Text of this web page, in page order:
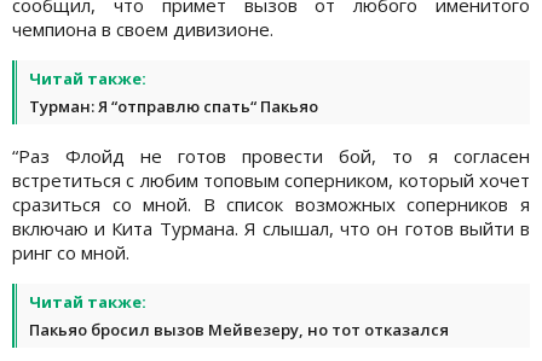
чемпиона в своем дивизионе.
Читай также:
Турман: Я “отправлю спать“ Пакьяо
“Раз Флойд не готов провести бой, то я согласен
встретиться с любим топовым соперником, который хочет
сразиться со мной. В список возможных соперников я
включаю и Кита Турмана. Я слышал, что он готов выйти в
ринг со мной.
Читай также:
Пакьяо бросил вызов Мейвезеру, но тот отказался